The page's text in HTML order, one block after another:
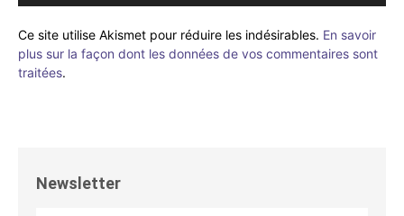
Ce site utilise Akismet pour réduire les indésirables. En savoir
plus sur la façon dont les données de vos commentaires sont
traitées.
Newsletter